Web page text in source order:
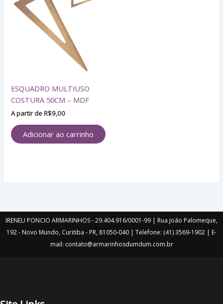
ESQUADRO MULTIUSO
COSTURA 50CM – MDF
A partir deR$9,00
Adicionar ao carrinho
IRENEU PONCIO ARMARINHOS - 29.404.916/0001-99 | Rua João Palomeque,
192 - Novo Mundo, Curitiba - PR, 81050-040 | Telefone: (41) 3569-1902 | E-
mail: contato@armarinhosdumdum.com.br